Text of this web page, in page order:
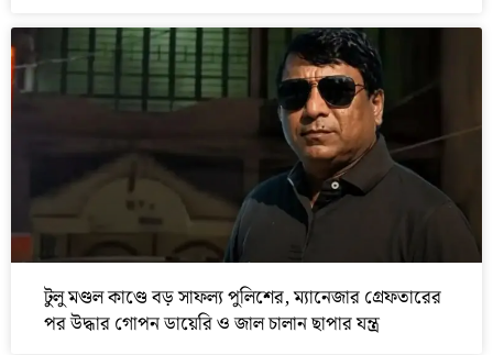
টুলু মণ্ডল কাণ্ডে বড় সাফল্য পুলিশের, ম্যানেজার গ্রেফতারের
পর উদ্ধার গোপন ডায়েরি ও জাল চালান ছাপার যন্ত্র